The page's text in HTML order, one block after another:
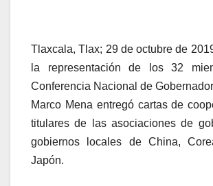
Tlaxcala, Tlax; 29 de octubre de
la representación de los 32
Conferencia Nacional de
Marco Mena entregó cartas de
titulares de las asociaciones de
gobiernos locales de China,
Japón.